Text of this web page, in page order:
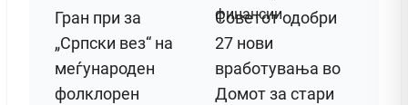
Гран при за
„Српски вез“ на
меѓународен
фолклорен
Советот одобри
27 нови
вработувања во
Домот за стари